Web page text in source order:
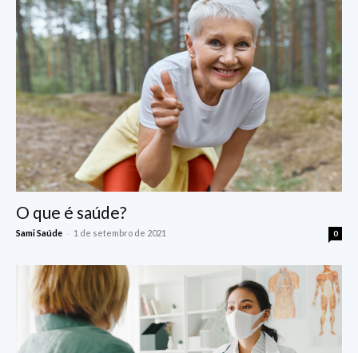
O que é saúde?
Sami Saúde - 1 de setembro de 2021 0